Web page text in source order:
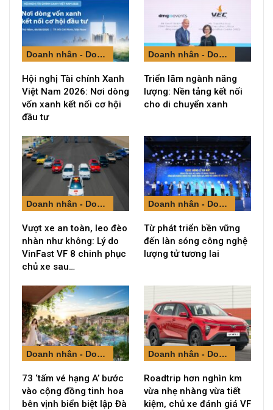
Doanh nhân - Doanh nghiệp
Hội nghị Tài chính Xanh
Việt Nam 2026: Nơi dòng
vốn xanh kết nối cơ hội
đầu tư
Doanh nhân - Doanh nghiệp
Triển lãm ngành năng
lượng: Nền tảng kết nối
cho di chuyển xanh
Doanh nhân - Doanh nghiệp
Vượt xe an toàn, leo đèo
nhàn như không: Lý do
VinFast VF 8 chinh phục
chủ xe sau…
Doanh nhân - Doanh nghiệp
Từ phát triển bền vững
đến làn sóng công nghệ
lượng tử tương lai
Doanh nhân - Doanh nghiệp
73 ‘tấm vé hạng A’ bước
vào cộng đồng tinh hoa
bên vịnh biển biệt lập Đà
Doanh nhân - Doanh nghiệp
Roadtrip hơn nghìn km
vừa nhẹ nhàng vừa tiết
kiệm, chủ xe đánh giá VF